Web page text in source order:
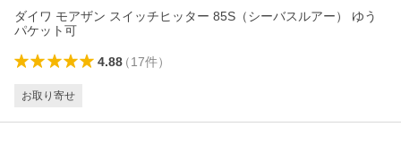
ダイワ モアザン スイッチヒッター 85S（シーバスルアー） ゆう
パケット可
4.88（17件）
お取り寄せ